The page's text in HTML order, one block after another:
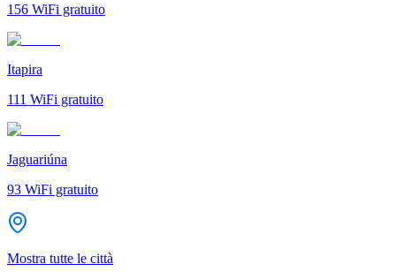
156 WiFi gratuito
Itapira
111 WiFi gratuito
Jaguariúna
93 WiFi gratuito
Mostra tutte le città